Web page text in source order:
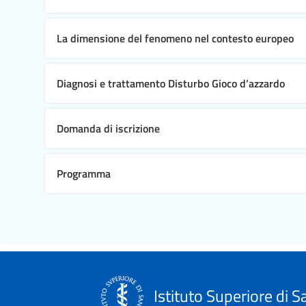
La dimensione del fenomeno nel contesto europeo
Diagnosi e trattamento Disturbo Gioco d’azzardo
Domanda di iscrizione
Programma
Istituto Superiore di